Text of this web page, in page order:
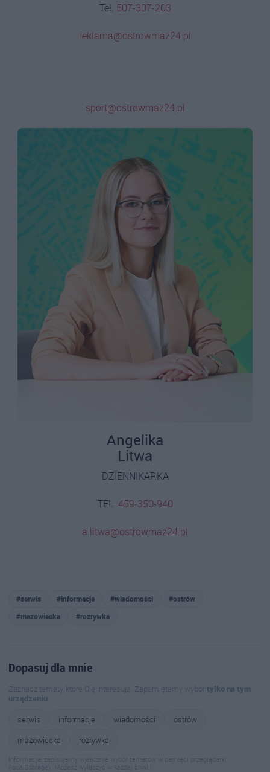
Tel. 507-307-203
reklama@ostrowmaz24.pl
sport@ostrowmaz24.pl
Angelika
Litwa
DZIENNIKARKA
TEL. 459-350-940
a.litwa@ostrowmaz24.pl
#serwis #informacje #wiadomości
#ostrów
#mazowiecka
#rozrywka
Dopasuj dla mnie
Zaznacz tematy, które Cię interesują. Zapamiętamy wybórtylko na tym
urządzeniu.
serwis
informacje wiadomości
ostrów
mazowiecka
rozrywka
Informacja: zapisujemy wyłącznie wybór tematów w pamięci przeglądarki
(localStorage). Możesz wyłączyć w każdej chwili.